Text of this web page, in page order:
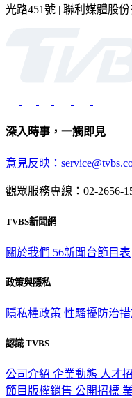
光路451號 | 聯利媒體股份
深入時事，一觸即見
意見反映：
觀眾服務專線：02-2656-
TVBS新聞網
關於我們 56新聞台節目表
政策與隱私
隱私權政策 性騷擾防治
認識 TVBS
公司介紹 企業動態 人才
節目版權銷售 公開招標